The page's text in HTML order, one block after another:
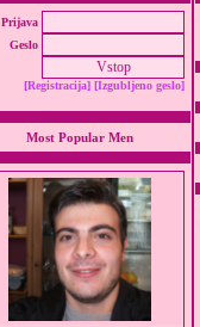
Prijava
Geslo
[Registracija] [Izgubljeno geslo]
Most Popular Men